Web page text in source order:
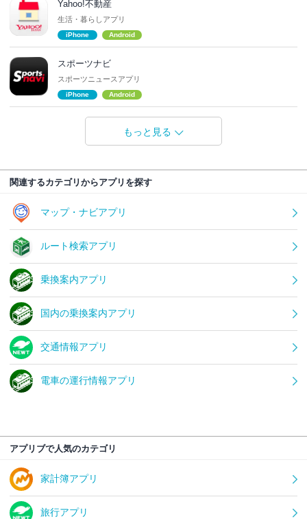
Yahoo!不動産
生活・暮らしアプリ
iPhone Android
スポーツナビ
スポーツニュースアプリ
iPhone Android
もっと見る
関連するカテゴリからアプリを探す
マップ・ナビアプリ
ルート検索アプリ
乗換案内アプリ
国内の乗換案内アプリ
交通情報アプリ
電車の運行情報アプリ
アプリブで人気のカテゴリ
家計簿アプリ
旅行アプリ